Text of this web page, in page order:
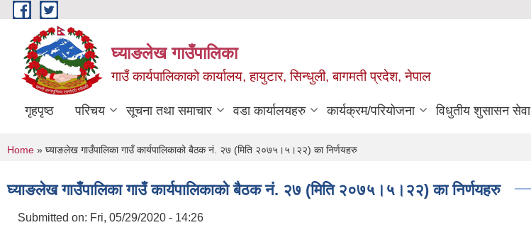
Skip to main content
घ्याङलेख गाउँपालिका
गाउँ कार्यपालिकाको कार्यालय, हायुटार, सिन्धुली, बागमती प्रदेश, नेपाल
गृहपृष्ठ परिचय सूचना तथा समाचार वडा कार्यालयहरु कार्यक्रम/परियोजना विधुतीय शुसासन सेवा
You are here
Home » घ्याङलेख गाउँपालिका गाउँ कार्यपालिकाको बैठक नं. २७ (मिति २०७५।५।२२) का निर्णयहरु
घ्याङलेख गाउँपालिका गाउँ कार्यपालिकाको बैठक नं. २७ (मिति २०७५।५।२२) का निर्णयहरु
Submitted on: Fri, 05/29/2020 - 14:26